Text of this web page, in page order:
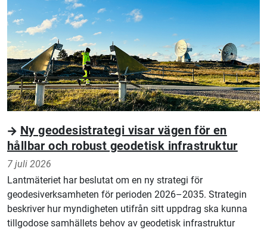
Ny geodesistrategi visar vägen för en
hållbar och robust geodetisk infrastruktur
7 juli 2026
Lantmäteriet har beslutat om en ny strategi för
geodesiverksamheten för perioden 2026–2035. Strategin
beskriver hur myndigheten utifrån sitt uppdrag ska kunna
tillgodose samhällets behov av geodetisk infrastruktur